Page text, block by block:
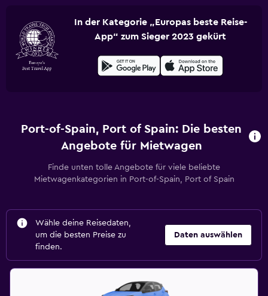
In der Kategorie „Europas beste Reise-
App“ zum Sieger 2023 gekürt
Port-of-Spain, Port of Spain: Die besten
Angebote für Mietwagen
Finde unten tolle Angebote für viele beliebte
Mietwagenkategorien in Port-of-Spain, Port of Spain
Wähle deine Reisedaten,
um die besten Preise zu
finden.
Daten auswählen